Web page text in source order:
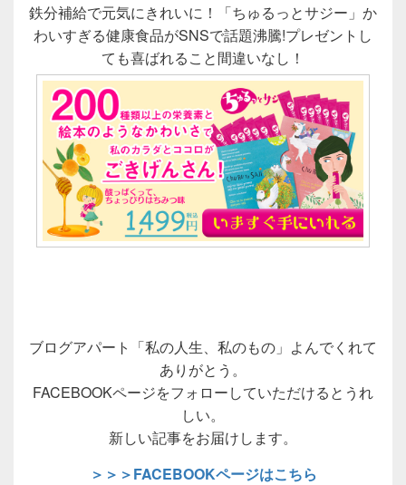
鉄分補給で元気にきれいに！「ちゅるっとサジー」か
わいすぎる健康食品がSNSで話題沸騰!プレゼントし
ても喜ばれること間違いなし！
ブログアパート「私の人生、私のもの」よんでくれて
ありがとう。
FACEBOOKページをフォローしていただけるとうれ
しい。
新しい記事をお届けします。
＞＞＞FACEBOOKページはこちら